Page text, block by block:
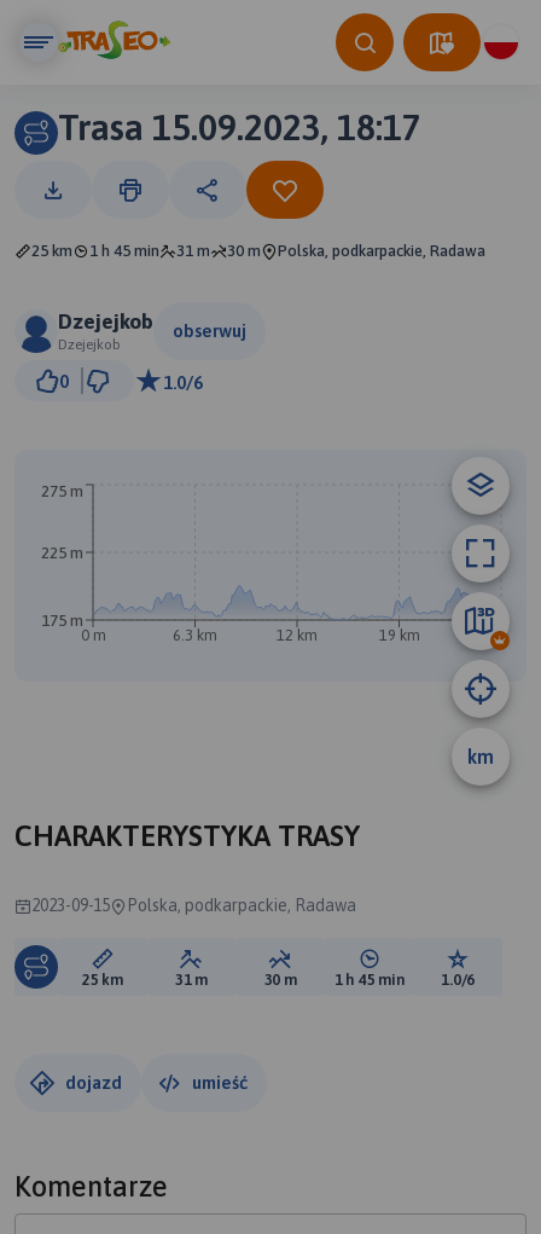
Trasa 15.09.2023, 18:17
25 km 1 h 45 min 31 m 30 m Polska, podkarpackie, Radawa
Dzejejkob
Dzejejkob
obserwuj
0 1.0/6
A
km
0 m 6.3 km 12 km 19 km 25 km
175 m
225 m
275 m
CHARAKTERYSTYKA TRASY
2023-09-15 Polska, podkarpackie, Radawa
Długość trasy:
25 km Suma przewyższeń:
31 m Suma spadków:
30 m Średni czas potrzebny
1 h 45 min Ocena
1.0/6
dojazd umieść
Komentarze